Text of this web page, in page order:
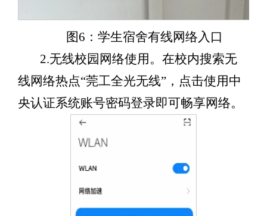
图6：学生宿舍有线网络入口
2.无线校园网络使用 。在校内搜索无
线网络热点“莞工全光无线”，点击使用中
央认证系统账号密码登录即可畅享网络。